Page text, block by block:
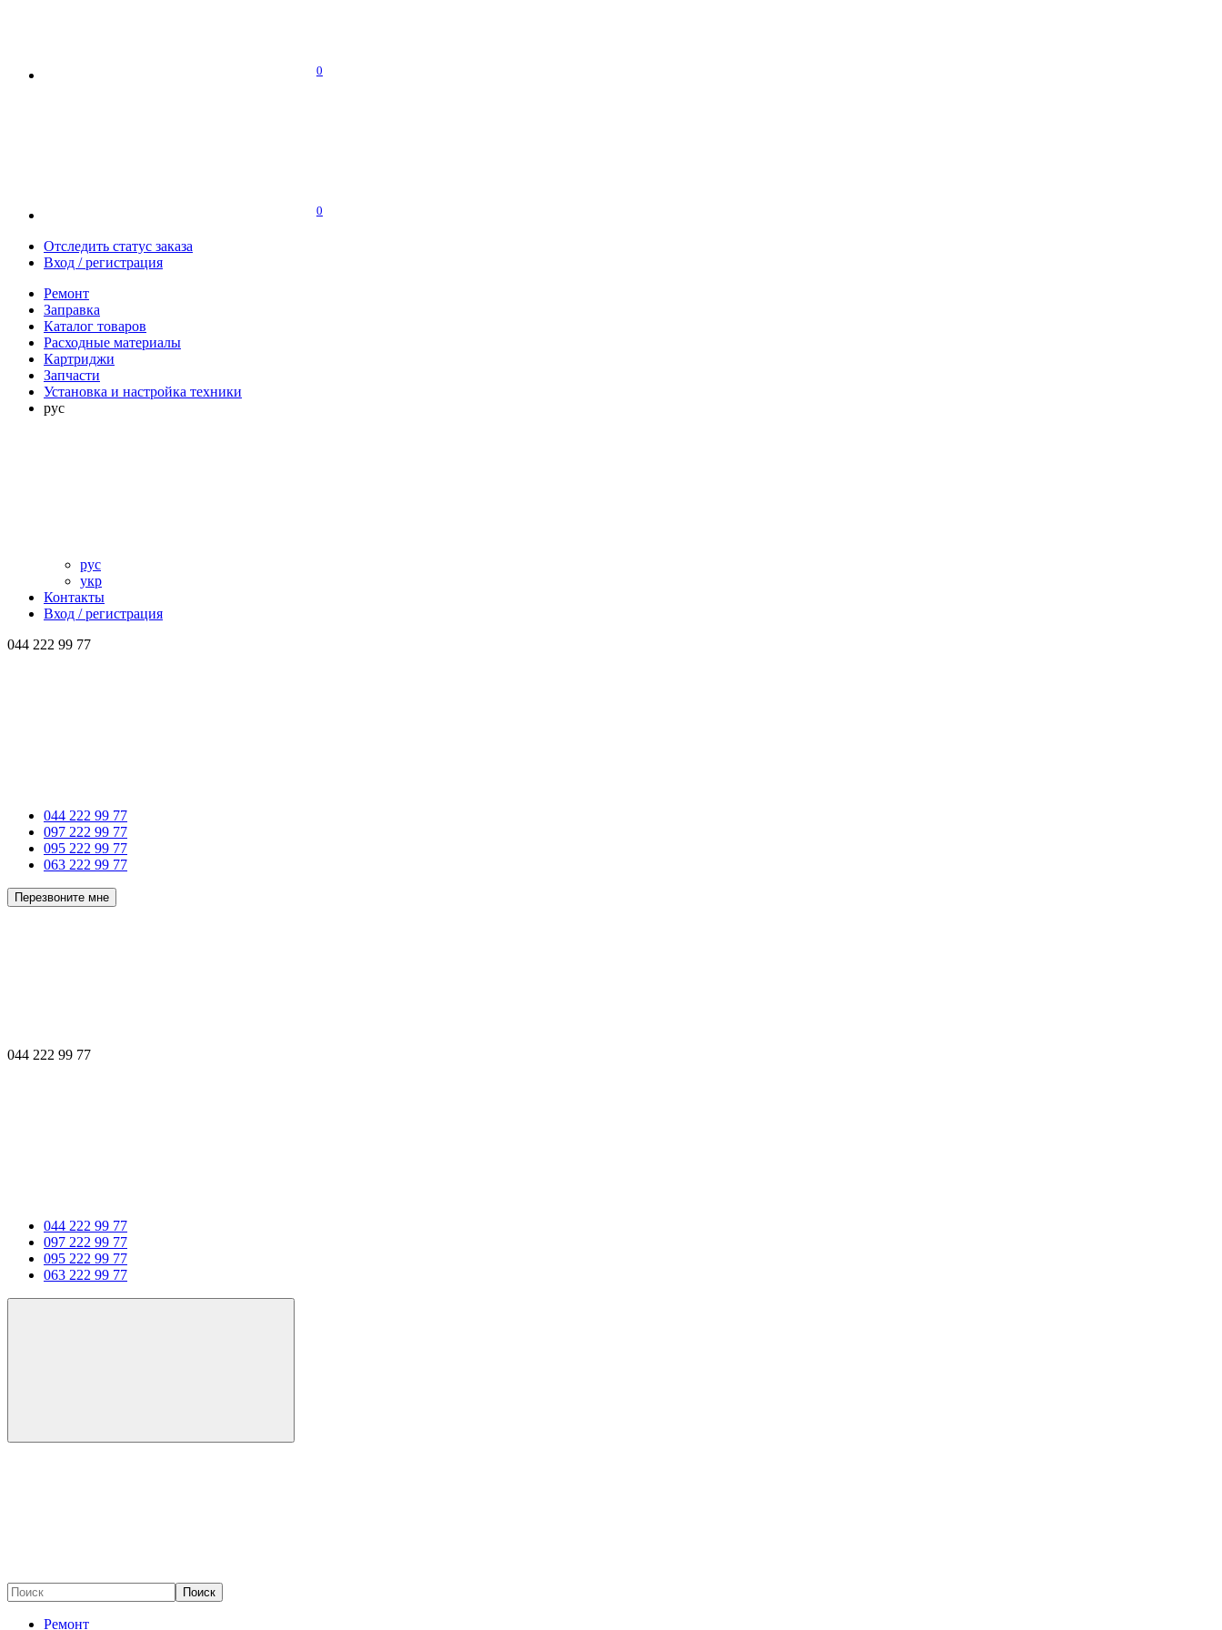
0
0
Отследить статус заказа
Вход / регистрация
Ремонт
Заправка
Каталог товаров
Расходные материалы
Картриджи
Запчасти
Установка и настройка техники
рус
рус
укр
Контакты
Вход / регистрация
044 222 99 77
044 222 99 77
097 222 99 77
095 222 99 77
063 222 99 77
Перезвоните мне
044 222 99 77
044 222 99 77
097 222 99 77
095 222 99 77
063 222 99 77
Поиск
Ремонт